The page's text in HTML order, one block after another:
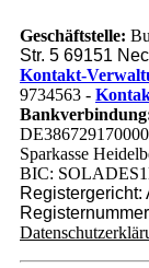
Geschäftstelle:
Str. 5 69151
Kontakt-
9734563 -
Sparkasse
BIC:
Registergericht: